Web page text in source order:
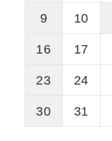
9 10
16 17
23 24
30 31